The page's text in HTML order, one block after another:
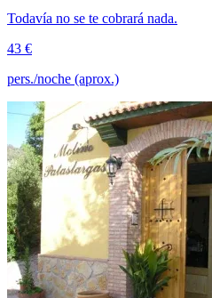
Todavía no se te cobrará nada.
43 €
pers./noche (aprox.)